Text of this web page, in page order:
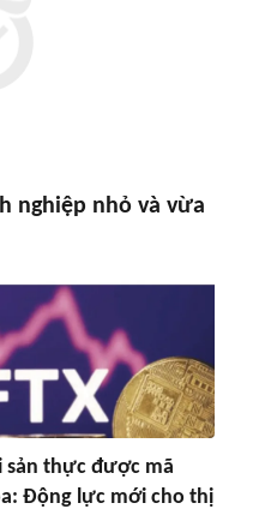
nghiệp nhỏ và vừa
sản thực được mã
Động lực mới cho thị